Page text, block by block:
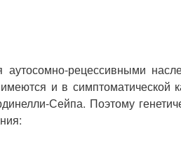
рецессивными
и в симптоматической
Сейпа. Поэтому